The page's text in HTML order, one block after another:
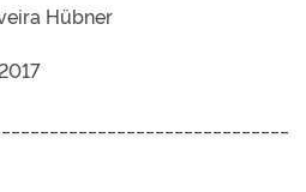
Hübner